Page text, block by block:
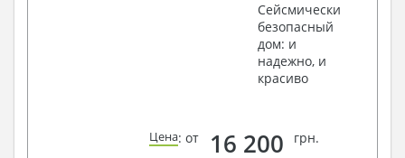
Сейсмически
безопасный
дом: и
надежно, и
красиво
Цена: от 16 200 грн.